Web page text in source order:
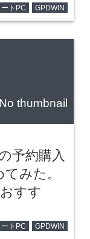
トPC GPDWIN
No thumbnail
予約購入
みた。
すす
トPC GPDWIN